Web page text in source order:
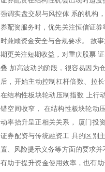
强调实盘交易与风控体 系的机构
券配资服务时，优先关注恒信证
时兼顾资金安全与合规要求。 故
期更关注短期收益，对重庆股票
叠 加高波动的阶段，很容易因为
后，开始主动控制杠杆倍数、拉
在结构性板块轮动压制指数 上行
错空间收窄， 在结构性板块轮动
动率抬升呈正相关关系， 厦门投
证券配资与传统融资工 具的区别
置、风险提示义务等方面的要求
有助于提升资金使用效率，也有